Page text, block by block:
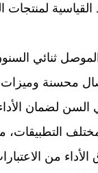
القياسية
ثنائي
محسنة وميزات
السن لضمان
من